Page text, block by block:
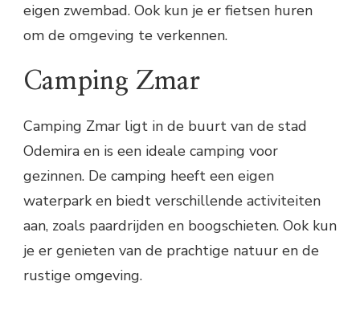
eigen zwembad. Ook kun je er fietsen huren
om de omgeving te verkennen.
Camping Zmar
Camping Zmar ligt in de buurt van de stad
Odemira en is een ideale camping voor
gezinnen. De camping heeft een eigen
waterpark en biedt verschillende activiteiten
aan, zoals paardrijden en boogschieten. Ook kun
je er genieten van de prachtige natuur en de
rustige omgeving.